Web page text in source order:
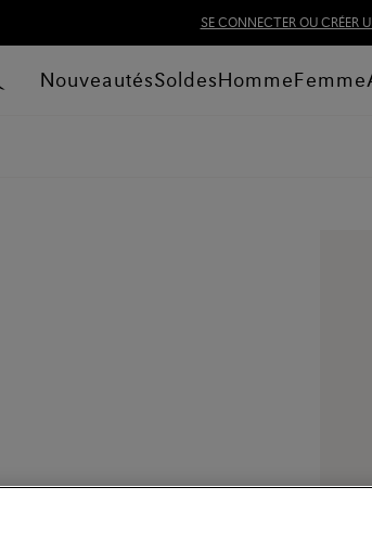
SE CONNECTER OU CRÉER
NouveautésSoldesHommeFemme